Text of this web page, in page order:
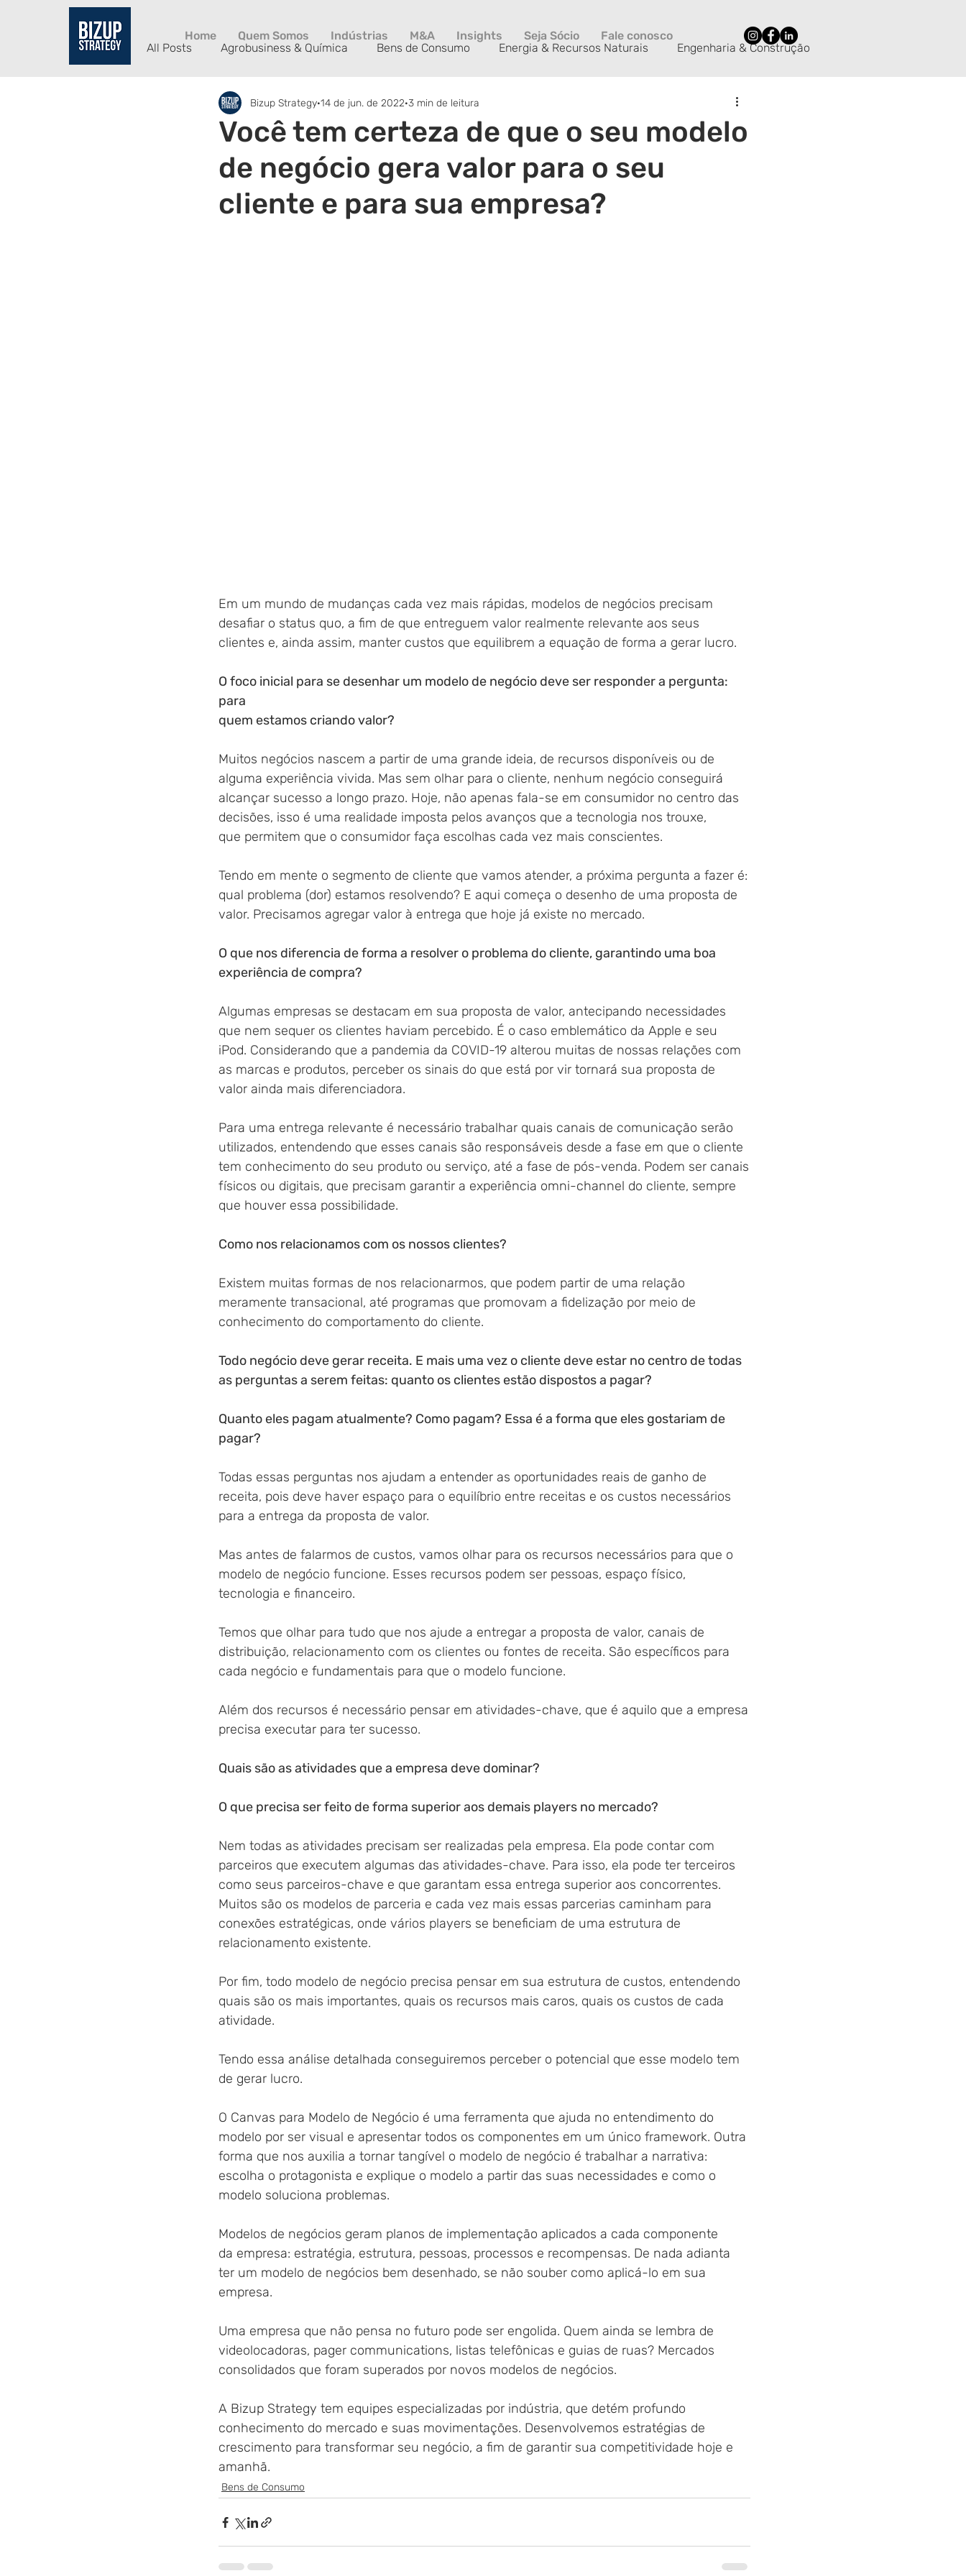
Home Quem Somos Indústrias M&A Insights Seja Sócio
Fale conosco
All Posts
Agrobusiness & Química Bens de Consumo Energia & Recursos Naturais Engenharia & Construção
Manufatura Avançada Private Equity Saúde & Life Science Varejo
Você tem certeza de que o seu modelo
de negócio gera valor para o seu
cliente e para sua empresa?
Bizup Strategy 14 de jun. de 2022 3 min de leitura
Em um mundo de mudanças cada vez mais rápidas, modelos de negócios precisam
desafiar o status quo, a fim de que entreguem valor realmente relevante aos seus
clientes e, ainda assim, manter custos que equilibrem a equação de forma a gerar lucro.
O foco inicial para se desenhar um modelo de negócio deve ser responder a pergunta:
para
quem estamos criando valor?
Muitos negócios nascem a partir de uma grande ideia, de recursos disponíveis ou de
alguma experiência vivida. Mas sem olhar para o cliente, nenhum negócio conseguirá
alcançar sucesso a longo prazo. Hoje, não apenas fala-se em consumidor no centro das
decisões, isso é uma realidade imposta pelos avanços que a tecnologia nos trouxe,
que permitem que o consumidor faça escolhas cada vez mais conscientes.
Tendo em mente o segmento de cliente que vamos atender, a próxima pergunta a fazer é:
qual problema (dor) estamos resolvendo? E aqui começa o desenho de uma proposta de
valor. Precisamos agregar valor à entrega que hoje já existe no mercado.
O que nos diferencia de forma a resolver o problema do cliente, garantindo uma boa
experiência de compra?
Algumas empresas se destacam em sua proposta de valor, antecipando necessidades
que nem sequer os clientes haviam percebido. É o caso emblemático da Apple e seu
iPod. Considerando que a pandemia da COVID-19 alterou muitas de nossas relações com
as marcas e produtos, perceber os sinais do que está por vir tornará sua proposta de
valor ainda mais diferenciadora.
Para uma entrega relevante é necessário trabalhar quais canais de comunicação serão
utilizados, entendendo que esses canais são responsáveis desde a fase em que o cliente
tem conhecimento do seu produto ou serviço, até a fase de pós-venda. Podem ser canais
físicos ou digitais, que precisam garantir a experiência omni-channel do cliente, sempre
que houver essa possibilidade.
Como nos relacionamos com os nossos clientes?
Existem muitas formas de nos relacionarmos, que podem partir de uma relação
meramente transacional, até programas que promovam a fidelização por meio de
conhecimento do comportamento do cliente.
Todo negócio deve gerar receita. E mais uma vez o cliente deve estar no centro de todas
as perguntas a serem feitas: quanto os clientes estão dispostos a pagar?
Quanto eles pagam atualmente? Como pagam? Essa é a forma que eles gostariam de
pagar?
Todas essas perguntas nos ajudam a entender as oportunidades reais de ganho de
receita, pois deve haver espaço para o equilíbrio entre receitas e os custos necessários
para a entrega da proposta de valor.
Mas antes de falarmos de custos, vamos olhar para os recursos necessários para que o
modelo de negócio funcione. Esses recursos podem ser pessoas, espaço físico,
tecnologia e financeiro.
Temos que olhar para tudo que nos ajude a entregar a proposta de valor, canais de
distribuição, relacionamento com os clientes ou fontes de receita. São específicos para
cada negócio e fundamentais para que o modelo funcione.
Além dos recursos é necessário pensar em atividades-chave, que é aquilo que a empresa
precisa executar para ter sucesso.
Quais são as atividades que a empresa deve dominar?
O que precisa ser feito de forma superior aos demais players no mercado?
Nem todas as atividades precisam ser realizadas pela empresa. Ela pode contar com
parceiros que executem algumas das atividades-chave. Para isso, ela pode ter terceiros
como seus parceiros-chave e que garantam essa entrega superior aos concorrentes.
Muitos são os modelos de parceria e cada vez mais essas parcerias caminham para
conexões estratégicas, onde vários players se beneficiam de uma estrutura de
relacionamento existente.
Por fim, todo modelo de negócio precisa pensar em sua estrutura de custos, entendendo
quais são os mais importantes, quais os recursos mais caros, quais os custos de cada
atividade.
Tendo essa análise detalhada conseguiremos perceber o potencial que esse modelo tem
de gerar lucro.
O Canvas para Modelo de Negócio é uma ferramenta que ajuda no entendimento do
modelo por ser visual e apresentar todos os componentes em um único framework. Outra
forma que nos auxilia a tornar tangível o modelo de negócio é trabalhar a narrativa:
escolha o protagonista e explique o modelo a partir das suas necessidades e como o
modelo soluciona problemas.
Modelos de negócios geram planos de implementação aplicados a cada componente
da empresa: estratégia, estrutura, pessoas, processos e recompensas. De nada adianta
ter um modelo de negócios bem desenhado, se não souber como aplicá-lo em sua
empresa.
Uma empresa que não pensa no futuro pode ser engolida. Quem ainda se lembra de
videolocadoras, pager communications, listas telefônicas e guias de ruas? Mercados
consolidados que foram superados por novos modelos de negócios.
A Bizup Strategy tem equipes especializadas por indústria, que detém profundo
conhecimento do mercado e suas movimentações. Desenvolvemos estratégias de
crescimento para transformar seu negócio, a fim de garantir sua competitividade hoje e
amanhã.
Bens de Consumo